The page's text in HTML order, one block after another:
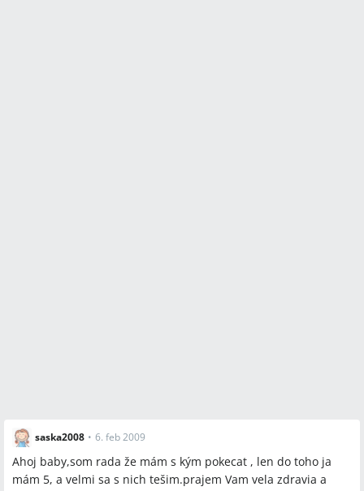
saska2008 • 6. feb 2009
Ahoj baby,som rada že mám s kým pokecat , len do toho ja
mám 5, a velmi sa s nich tešim.prajem Vam vela zdravia a